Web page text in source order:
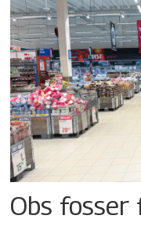
Obs